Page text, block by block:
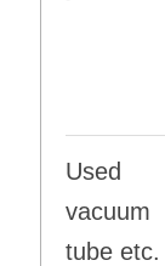
Used
vacuum
tube etc.